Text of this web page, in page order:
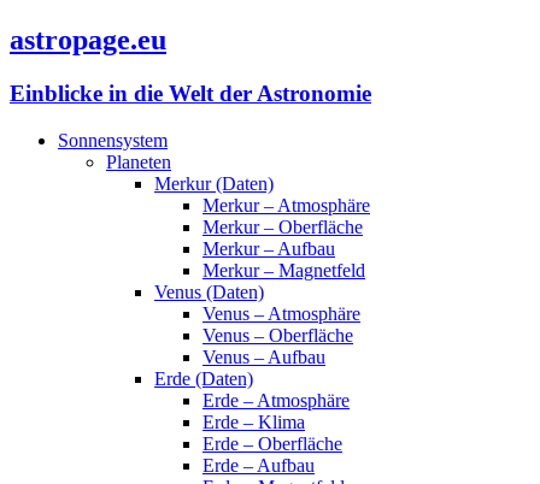
astropage.eu
Einblicke in die Welt der Astronomie
Sonnensystem
Planeten
Merkur (Daten)
Merkur – Atmosphäre
Merkur – Oberfläche
Merkur – Aufbau
Merkur – Magnetfeld
Venus (Daten)
Venus – Atmosphäre
Venus – Oberfläche
Venus – Aufbau
Erde (Daten)
Erde – Atmosphäre
Erde – Klima
Erde – Oberfläche
Erde – Aufbau